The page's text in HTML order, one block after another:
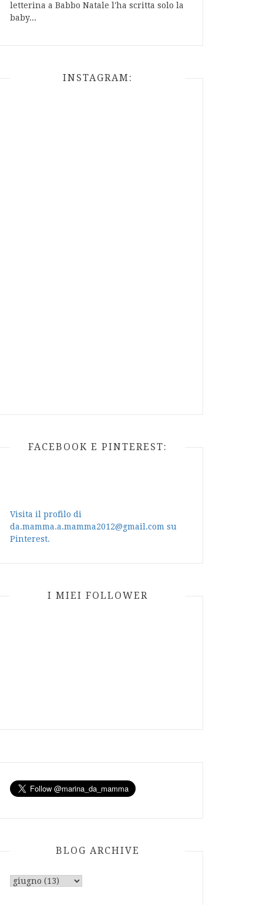
letterina a Babbo Natale l'ha scritta solo la
baby...
INSTAGRAM:
FACEBOOK E PINTEREST:
Visita il profilo di
da.mamma.a.mamma2012@gmail.com su
Pinterest.
I MIEI FOLLOWER
BLOG ARCHIVE